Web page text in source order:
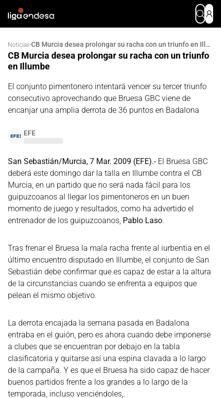
Noticias· CB Murcia desea prolongar su racha con un triunfo en Illumbe
CB Murcia desea prolongar su racha con un triunfo
en Illumbe
El conjunto pimentonero intentará vencer su tercer triunfo
consecutivo aprovechando que Bruesa GBC viene de
encanjar una amplia derrota de 36 puntos en Badalona
EFE
San Sebastián/Murcia, 7 Mar. 2009 (EFE).-El Bruesa GBC
deberá este domingo dar la talla en Illumbe contra el CB
Murcia, en un partido que no será nada fácil para los
guipuzcoanos al llegar los pimentoneros en un buen
momento de juego y resultados, como ha advertido el
entrenador de los guipuzcoanos, Pablo Laso.
Tras frenar el Bruesa la mala racha frente al iurbentia en el
último encuentro disputado en Illumbe, el conjunto de San
Sebastián debe confirmar que es capaz de estar a la altura
de la circunstancias cuando se enfrenta a equipos que
pelean el mismo objetivo.
La derrota encajada la semana pasada en Badalona
entraba en el guión, pero es ahora cuando debe imponerse
a clubes que se encuentran por debajo en la tabla
clasificatoria y quitarse así una espina clavada a lo largo
de la campaña. Y es que el Bruesa ha sido capaz de hacer
buenos partidos frente a los grandes a lo largo de la
temporada, incluso venciéndoles,.